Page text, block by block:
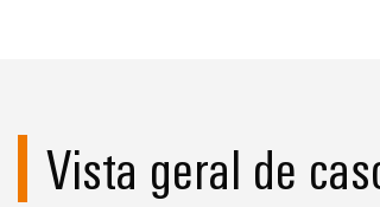
Vista geral de